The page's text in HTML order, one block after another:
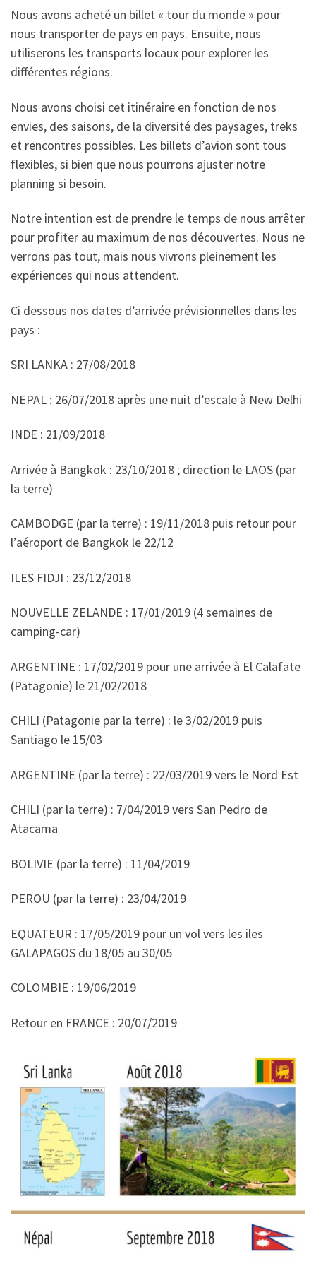
Nous avons acheté un billet « tour du monde » pour
nous transporter de pays en pays. Ensuite, nous
utiliserons les transports locaux pour explorer les
différentes régions.
Nous avons choisi cet itinéraire en fonction de nos
envies, des saisons, de la diversité des paysages, treks
et rencontres possibles. Les billets d’avion sont tous
flexibles, si bien que nous pourrons ajuster notre
planning si besoin.
Notre intention est de prendre le temps de nous arrêter
pour profiter au maximum de nos découvertes. Nous ne
verrons pas tout, mais nous vivrons pleinement les
expériences qui nous attendent.
Ci dessous nos dates d’arrivée prévisionnelles dans les
pays :
SRI LANKA : 27/08/2018
NEPAL : 26/07/2018 après une nuit d’escale à New Delhi
INDE : 21/09/2018
Arrivée à Bangkok : 23/10/2018 ; direction le LAOS (par
la terre)
CAMBODGE (par la terre) : 19/11/2018 puis retour pour
l’aéroport de Bangkok le 22/12
ILES FIDJI : 23/12/2018
NOUVELLE ZELANDE : 17/01/2019 (4 semaines de
camping-car)
ARGENTINE : 17/02/2019 pour une arrivée à El Calafate
(Patagonie) le 21/02/2018
CHILI (Patagonie par la terre) : le 3/02/2019 puis
Santiago le 15/03
ARGENTINE (par la terre) : 22/03/2019 vers le Nord Est
CHILI (par la terre) : 7/04/2019 vers San Pedro de
Atacama
BOLIVIE (par la terre) : 11/04/2019
PEROU (par la terre) : 23/04/2019
EQUATEUR : 17/05/2019 pour un vol vers les iles
GALAPAGOS du 18/05 au 30/05
COLOMBIE : 19/06/2019
Retour en FRANCE : 20/07/2019